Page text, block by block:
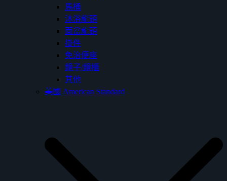
馬桶
沐浴龍頭
面盆龍頭
掛件
免治便座
鏡子/鏡櫃
其他
美國 American Standard